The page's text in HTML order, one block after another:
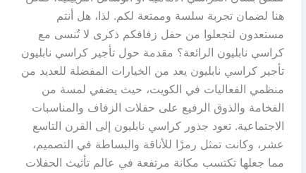
هنا لضمان تجربة سلسة وممتعة لكم. لذا، هل أنتم
مستعدون لتجعلوا من حفل زفافكم ذكرى لا تُنسى مع
كراسي نابليون الرائعة؟ مقدمة حول تأجير كراسي نابليون
تأجير كراسي نابليون يعد من الخيارات المفضلة للعديد من
منظمي الفعاليات في الكويت، حيث يضفي لمسة من
الفخامة والذوق الرفيع على حفلات الزفاف والمناسبات
الاجتماعية. تعود جذور كراسي نابليون إلى القرن التاسع
عشر، وكانت تمثل رمزًا للأناقة والبساطة في التصميم،
مما جعلها تكتسب مكانة مرتفعة في عالم تأثيث الحفلات